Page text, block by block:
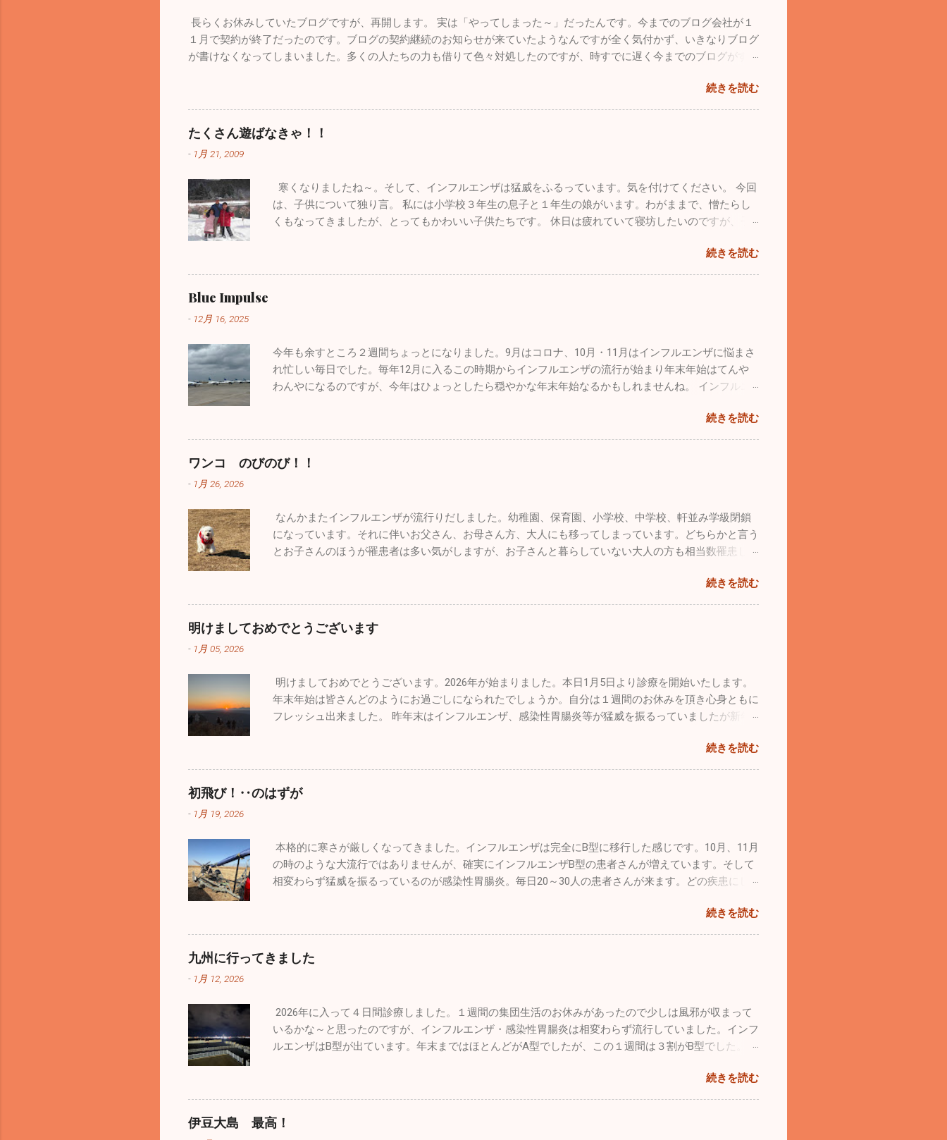
ています。パイロットの場合、ヘルメット・フライトスーツ・Gスーツ・ブーツ・手袋、すべて自分し
か使わないものですが、私物として持ち出すこともできないし、もちろん貰うということも出来ないそ
うです。そんな中、唯一ヘルメットバイザーカバーだけ...
ヤックは出せなくなってしまい、長先生のカヤックにタンデムで乗ることになりました。 おっさん二
人で誰もいない本栖湖をノンビリ。天気も良く富士山も近くにバッチリ見えます。気温は２℃でしたが
一生懸命オールを動かしているとあっという間に暖かくなり、汗だくになりました。湖は透けて青く、
び、お昼に山梨名物の「ほうとう」を食べて横浜に帰りました。 あまりにも楽しかったので長先生と
は「三ッ沢カヤッククラブでも立ち上げて色々な場所でカヤックをやろう」と約束し、今後も続けよう
かと思っています。 忙しい毎日ですが、やっぱり外に出て気分転換すると普段の疲れが吹っ飛びま
やらないとね♪♪ １２月に入って寒さも厳しく乾燥もひどいです。火の用心・風邪用心！家では加湿
器、そして手洗い・うがい。注意しましょうね！！
長らくお休みしていたブログですが、再開します。 実は「やってしまった～」だったんです。今までのブログ会社が１
１月で契約が終了だったのです。ブログの契約継続のお知らせが来ていたようなんですが全く気付かず、いきなりブログ
が書けなくなってしまいました。多くの人たちの力も借りて色々対処したのですが、時すでに遅く今までのブログがすべ
ました。HPを管理している会社の方も、何とか復活できないものかと一生懸命解決策を探してもらいましたが、残念な
がらダメでした。 ここで止まっても何も良いことがないのでスパッとあきらめて、１からまた心機一転、素晴らしいブ
ログになるよう頑張ります。大した情報を挙げることはできませんが、お暇なときにまたご覧になってください。 12/4
の夜にこのブログを書いていますが、インフルエンザが嘘のように収束し始めました。もちろんまだまだ罹患されている
方はいますが、１週間前の半分以下になっています。その代わり嘔吐・下痢・腹痛の感染性胃腸炎が一気に増加していま
た穏やかな正月を迎えられるかもしれません。2025年もあとわずかですが引き続き体調管理をしっかりやってくださ
い。 ブログの形式が変わったのでしばらく見づらいかもしれませんが、自分も頑張って「院長の独り言」続けていこう
と思います。どうぞよろしくお願い致します。 （一部過去のブログが残っているものもありました。残っているものは
掲載しておきます。HP左上の３本線ハンバーグアイコンをクリック、アーカイブをクリックしていただくと残っていた
続きを読む
たくさん遊ばなきゃ！！
- 1月 21, 2009
寒くなりましたね～。そして、インフルエンザは猛威をふるっています。気を付けてください。 今回
は、子供について独り言。 私には小学校３年生の息子と１年生の娘がいます。わがままで、憎たらし
くもなってきましたが、とってもかわいい子供たちです。 休日は疲れていて寝坊したいのですが、子
も、子供がパパ、パパと寄ってくるのはもう数年でしょうね。うっとうしいと思うこともあるのです
が、今遊んであげなきゃ後悔するんだろうなと思い、できる限り遊んでいます。同じような経験をして
続きを読む
Blue Impulse
- 12月 16, 2025
今年も余すところ２週間ちょっとになりました。9月はコロナ、10月・11月はインフルエンザに悩まさ
れ忙しい毎日でした。毎年12月に入るこの時期からインフルエンザの流行が始まり年末年始はてんや
わんやになるのですが、今年はひょっとしたら穏やかな年末年始なるかもしれませんね。 インフルエ
感染性胃腸炎がちらほらと出ています。年末年始は飲む、食べる機会が多いので十分気を付けてくださ
い！ 今年も色々な出会いがありました。こうやって年齢を重ねていくごとに友人も増えてきます。今
追いかけていた自分としては、思いがけない素晴らしい出会いでした。 12/14、沖縄の那覇で基地際が
じはなかったです。普通に空港で旅客機を眺めているだけで満足なんですが、基地祭では普段見られな
い飛行機が間近で見ることができるので最高に幸せです。 那覇基地は官民両方が使用するため、旅客
機の離着陸が分単位であります。通常のブルーインパルスの曲技飛行時間は４０分ほどなんですが、こ
たが、友人の素晴らしい曲技飛行をわくわくしながら見学しました。 他にも様々な飛行機がたくさん
展示さてれていましたし、多くのグッズ販売、イベントが催されていました。飛行機見学以外でも色々
楽しむことができるよう工夫がされていました。自分的に特に目を引いたのは政府専用機。こんなに近
ゃ気分転換になりますね。今回は大好きな飛行機と１日中過ごすことができたので本当に至福のひと時
でした。最近は忙しすぎて普通に生活していてもストレスがたまり気分が塞ぎがちになるので、こうい
うイベントに参加すことは重要です。仕事のパフォーマンスを上...
続きを読む
ワンコ のびのび！！
- 1月 26, 2026
なんかまたインフルエンザが流行りだしました。幼稚園、保育園、小学校、中学校、軒並み学級閉鎖
になっています。それに伴いお父さん、お母さん方、大人にも移ってしまっています。どちらかと言う
とお子さんのほうが罹患者は多い気がしますが、お子さんと暮らしていない大人の方も相当数罹患して
波・大雪で大変なことになっていますが、太平洋側はずっと晴天です。寒さは厳しいですが元気な人に
はうれしい天候です。自分もなぜだが風邪もひかずに健康状態を維持できています。忙しい毎日は変わ
りはありませんが、休日は懲りずにお出かけです（笑） 今回はワンコのためのお出かけをしてきまし
た。平日は朝早く出勤し帰りもかなり遅くなるので、なかなかしっかりとしたお散歩が行けていませ
型犬、中型犬、小型犬とエリアが分かれており、うちのチビッ子たちは安心して走り廻っていました。
若さって凄いですね。１歳のホワイトの「リリィ」は疲れ知らず！常に全力疾走。他のワンコたちと激
しいい鬼ごっこをしていました。１４歳の大先輩「ルー」はとにかくノンビリ、ゆったり。時々走りま
ィ」。手術前の元気を取り戻してホワイトのリリィに勝るとも劣らない走りっぷり。本当に回復してく
れて良かったです。 家ではゲージに入れっぱなしという事もなく家の中を自由に動き回っています
が、それでも狭い空間です。たくさんの日を浴びて外で駆け巡る姿こそワンコの本当の姿ですよね。普
ないようなるべく外に連れ出して、愛情をたっぷり注いであげようと思っています！！ 花粉症が始ま
って患者さんが多くなってきたのと同時に、冒頭でもお話しした通りインフルエンザB型が猛威を振る
い始めています。患者さんの話を聞くと、かなりの幼稚園・学校で学...
続きを読む
明けましておめでとうございます
- 1月 05, 2026
明けましておめでとうございます。2026年が始まりました。本日1月5日より診療を開始いたします。
年末年始は皆さんどのようにお過ごしになられたでしょうか。自分は１週間のお休みを頂き心身ともに
フレッシュ出来ました。 昨年末はインフルエンザ、感染性胃腸炎等が猛威を振るっていましたが新年
まっていると予想していますが、診療を開始し数日経過しないと状況は分かりません。診療所も穏やか
な始まりを迎えたいものです。 楽しかった年末年始は終了。これからはまた頑張って診療をしていき
ます。2026年は皆さんにとって良い年でありますように！ 本年もどうぞよろしくお願い致します！！
続きを読む
初飛び！‥のはずが
- 1月 19, 2026
本格的に寒さが厳しくなってきました。インフルエンザは完全にB型に移行した感じです。10月、11月
の時のような大流行ではありませんが、確実にインフルエンザB型の患者さんが増えています。そして
相変わらず猛威を振るっているのが感染性胃腸炎。毎日20～30人の患者さんが来ます。どの疾患にし
一つ、ウルトラライトプレーンですが、新年初飛びのため茨城県の利根川河川敷に行ってきました。
忙しくて長らく飛んで
順調！」トレーラーから機体を下した時にトラブルを発見してしまいました。なんと前輪がパンクして
づきませんでしたが、すでに刺さっていたんでしょうね。無風快晴で絶好の飛行日和だったのですが、
今回はエンジンの状態を確認するにとどめ初飛行は諦めました。 自分の機体は現在カウルを新しくし
ており写真の如くネイキッド状態。飛んでいる時の風圧は凄いのですが、下がよく見えてカウルなしの
でお預けです。 他の仲間は初飛びを楽しんでいました。自分もどうしても空を飛びたかったので、他
の仲間の後席に乗せてもらい真冬の空の散歩をしました。いつも思うのですが自分が操縦せずに後席に
乗っていると「楽チン」と思われがちなんですが、なんとなく不安で怖いんです。もちろん操縦してい
続きを読む
九州に行ってきました
- 1月 12, 2026
2026年に入って４日間診療しました。１週間の集団生活のお休みがあったので少しは風邪が収まって
いるかな～と思ったのですが、インフルエンザ・感染性胃腸炎は相変わらず流行していました。インフ
ルエンザはB型が出ています。年末まではほとんどがA型でしたが、この１週間は３割がB型でした。コ
防を心がけてください。 皆さんは年末年始はどのように過ごされましたか。自分は久しぶりに１週間
もお休みを頂いたのでワンコ達と九州旅行をしていました。 12/26診療終了後、横須賀港からフェリー
に乗って九州の門司に向かいました。24時間の船旅でしたが、なんか楽しくてあっという間でした。
船にはレストラン・カフェ・売店はもちろん、ジム・ゲームセンター・カラオケ・ミニシアター・お風
続きを読む
伊豆大島 最高！